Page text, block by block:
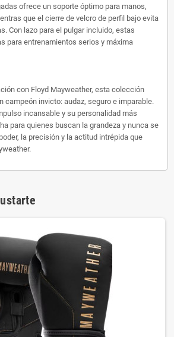
ofrece un soporte óptimo para manos,
que el cierre de velcro de perfil bajo evita
Con lazo para el pulgar incluido, estas
para entrenamientos serios y máxima
con Floyd Mayweather, esta colección
campeón invicto: audaz, seguro e imparable.
incansable y su personalidad más
para quienes buscan la grandeza y nunca se
la precisión y la actitud intrépida que